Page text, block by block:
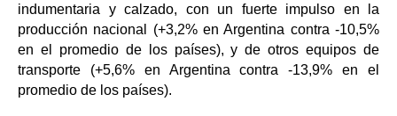
indumentaria y calzado, con un fuerte impulso en la
producción nacional (+3,2% en Argentina contra -10,5%
en el promedio de los países), y de otros equipos de
transporte (+5,6% en Argentina contra -13,9% en el
promedio de los países).